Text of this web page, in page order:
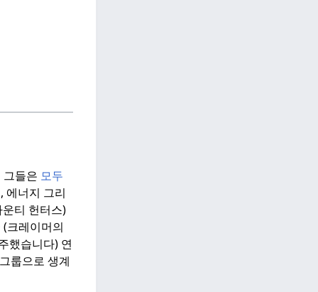
그들은 모두
에너지 그리
티 헌터스)
크레이머의
했습니다) 연
룹으로 생계